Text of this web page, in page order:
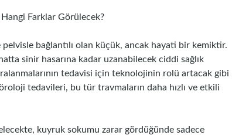
Farklar Görülecek?
bağlantılı olan küçük, ancak hayati bir kemiktir.
sinir hasarına kadar uzanabilecek ciddi sağlık
tedavisi için teknolojinin rolü artacak gibi
tedavileri, bu tür travmaların daha hızlı ve etkili
kuyruk sokumu zarar gördüğünde sadece